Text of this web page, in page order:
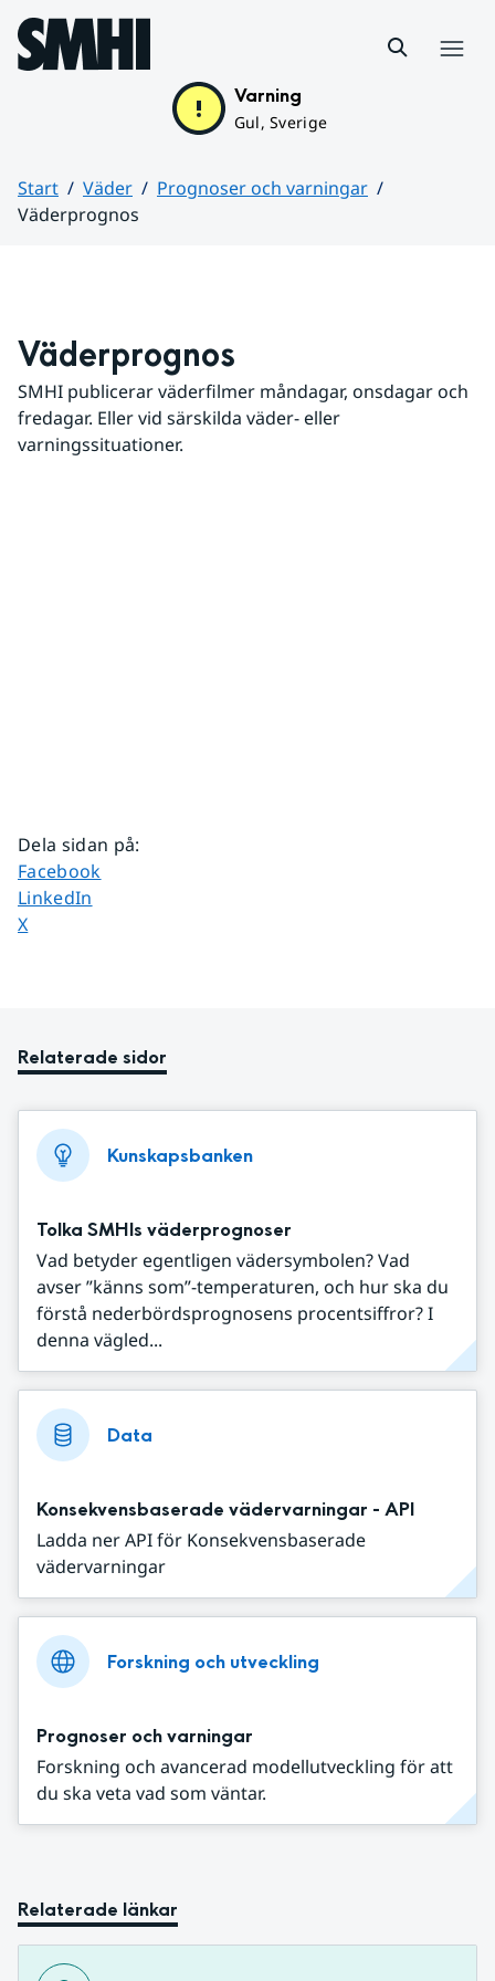
Hoppa till sidans innehåll
Varning
Gul, Sverige
Start Väder
Prognoser och varningar
Väderprognos
Väderprognos
SMHI publicerar väderfilmer måndagar, onsdagar och
fredagar. Eller vid särskilda väder- eller
varningssituationer.
Dela sidan på:
Dela sidan på
Facebook
Dela sidan på
LinkedIn
Dela sidan på
X
Relaterade sidor
Kunskapsbanken
Tolka SMHIs väderprognoser
Vad betyder egentligen vädersymbolen? Vad
avser ”känns som”-temperaturen, och hur ska du
förstå nederbördsprognosens procentsiffror? I
denna vägled...
Data
Konsekvensbaserade vädervarningar - API
Ladda ner API för Konsekvensbaserade
vädervarningar
Forskning och utveckling
Prognoser och varningar
Forskning och avancerad modellutveckling för att
du ska veta vad som väntar.
Relaterade länkar